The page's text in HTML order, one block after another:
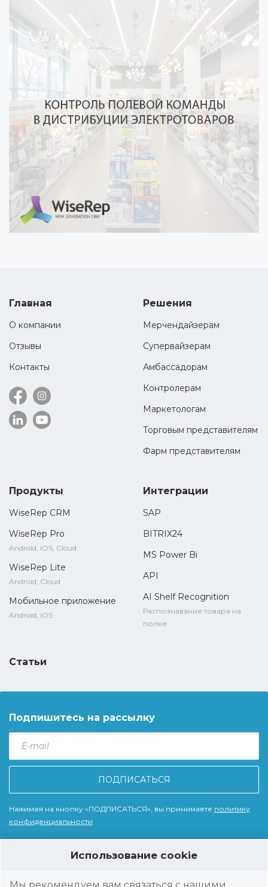
Главная
О компании
Отзывы
Контакты
Решения
Мерчендайзерам
Супервайзерам
Амбассадорам
Контролерам
Маркетологам
Торговым представителям
Фарм представителям
Продукты
WiseRep CRM
WiseRep Pro
Android, iOS, Cloud
WiseRep Lite
Android, Cloud
Мобильное приложение
Android, iOS
Интеграции
SAP
BITRIX24
MS Power Bi
API
AI Shelf Recognition
Распознавание товара на
полке
Статьи
Подпишитесь на рассылку
mail
Нажимая на кнопку «ПОДПИСАТЬСЯ», вы принимаете политику
конфиденциальности
автоматизировать работу полевых сотрудников из различных
Использование cookie